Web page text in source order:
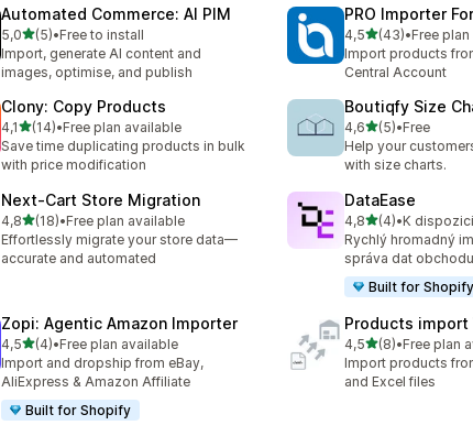
Automated Commerce: AI PIM
5,0z 5 hvězd
(5)
Celkový počet recenzí: 5
•Free to install
Import, generate AI content and
images, optimise, and publish
PRO Importer
4,5z 5 hvězd
(43)
Celkový počet
•Free
Import products
Central Account
Clony: Copy Products
4,1z 5 hvězd
(14)
Celkový počet recenzí: 14
•Free plan available
Save time duplicating products in bulk
with price modification
Boutiqfy Size
4,6z 5 hvězd
(5)
Celkový počet
•Free
Help your
with size charts.
Next‑Cart Store Migration
4,8z 5 hvězd
(18)
Celkový počet recenzí: 18
•Free plan available
Effortlessly migrate your store data—
accurate and automated
DataEase
4,8z 5 hvězd
(4)
Celkový počet
•K
Rychlý hromadný
správa dat obchodu
Built for Shopify
Zopi: Agentic Amazon Importer
4,5z 5 hvězd
(4)
Celkový počet recenzí: 4
•Free plan available
Import and dropship from eBay,
AliExpress & Amazon Affiliate
Built for Shopify
Products import
4,5z 5 hvězd
(8)
Celkový počet
•Free plan
Import products
and Excel files